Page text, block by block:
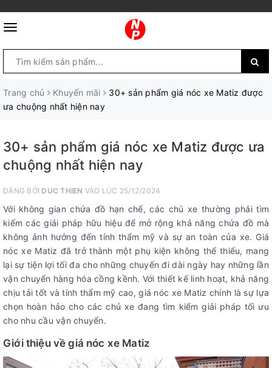
Trang chủ Khuyến mãi
30+ sản phẩm giá nóc xe Matiz được
ưa chuộng nhất hiện nay
30+ sản phẩm giá nóc xe Matiz được ưa
chuộng nhất hiện nay
ĐĂNG BỞI DUC THIEN VÀO LÚC 25/12/2024
Với không gian chứa đồ hạn chế, các chủ xe thường phải tìm
kiếm các giải pháp hữu hiệu để mở rộng khả năng chứa đồ mà
không ảnh hưởng đến tính thẩm mỹ và sự an toàn của xe. Giá
nóc xe Matiz đã trở thành một phụ kiện không thể thiếu, mang
lại sự tiện lợi tối đa cho những chuyến đi dài ngày hay những lần
vận chuyển hàng hóa cồng kềnh. Với thiết kế linh hoạt, khả năng
chịu tải tốt và tính thẩm mỹ cao, giá nóc xe Matiz chính là sự lựa
chọn hoàn hảo cho các chủ xe đang tìm kiếm giải pháp tối ưu
cho nhu cầu vận chuyển.
Giới thiệu về giá nóc xe Matiz